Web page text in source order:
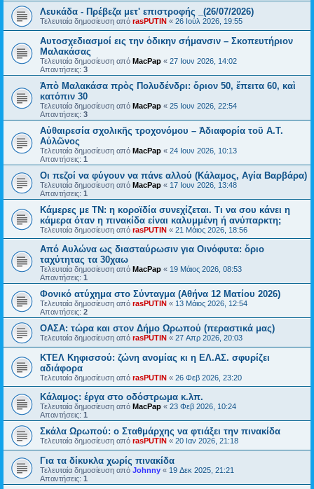
Λευκάδα - Πρέβεζα μετ' επιστροφής _(26/07/2026)
Τελευταία δημοσίευση από rasPUTIN « 26 Ιούλ 2026, 19:55
Αυτοσχεδιασμοί εις την ὁδικην σήμανσιν – Σκοπευτήριον
Μαλακάσας
Τελευταία δημοσίευση από MacPap « 27 Ιουν 2026, 14:02
Απαντήσεις: 3
Ἀπὸ Μαλακάσα πρὸς Πολυδένδρι: ὅριον 50, ἔπειτα 60, καὶ
κατόπιν 30
Τελευταία δημοσίευση από MacPap « 25 Ιουν 2026, 22:54
Απαντήσεις: 3
Αὐθαιρεσία σχολικῆς τροχονόμου – Ἀδιαφορία τοῦ Α.Τ.
Αὐλῶνος
Τελευταία δημοσίευση από MacPap « 24 Ιουν 2026, 10:13
Απαντήσεις: 1
Οι πεζοί να φύγουν να πάνε αλλού (Κάλαμος, Αγία Βαρβάρα)
Τελευταία δημοσίευση από MacPap « 17 Ιουν 2026, 13:48
Απαντήσεις: 1
Κάμερες με ΤΝ: η κοροϊδία συνεχίζεται. Τι να σου κάνει η
κάμερα όταν η πινακίδα είναι καλυμμένη ή ανύπαρκτη;
Τελευταία δημοσίευση από rasPUTIN « 21 Μάιος 2026, 18:56
Από Αυλώνα ως διασταύρωσιν για Οινόφυτα: ὄριο
ταχύτητας τα 30χαω
Τελευταία δημοσίευση από MacPap « 19 Μάιος 2026, 08:53
Απαντήσεις: 1
Φονικό ατύχημα στο Σύνταγμα (Αθήνα 12 Ματίου 2026)
Τελευταία δημοσίευση από rasPUTIN « 13 Μάιος 2026, 12:54
Απαντήσεις: 2
ΟΑΣΑ: τώρα και στον Δήμο Ωρωπού (περαστικά μας)
Τελευταία δημοσίευση από rasPUTIN « 27 Απρ 2026, 20:03
ΚΤΕΛ Κηφισσού: ζώνη ανομίας κι η ΕΛ.ΑΣ. σφυρίζει
αδιάφορα
Τελευταία δημοσίευση από rasPUTIN « 26 Φεβ 2026, 23:20
Κάλαμος: έργα στο οδόστρωμα κ.λπ.
Τελευταία δημοσίευση από MacPap « 23 Φεβ 2026, 10:24
Απαντήσεις: 1
Σκάλα Ωρωπού: ο Σταθμάρχης να φτιάξει την πινακίδα
Τελευταία δημοσίευση από rasPUTIN « 20 Ιαν 2026, 21:18
Για τα δίκυκλα χωρίς πινακίδα
Τελευταία δημοσίευση από Johnny « 19 Δεκ 2025, 21:21
Απαντήσεις: 1